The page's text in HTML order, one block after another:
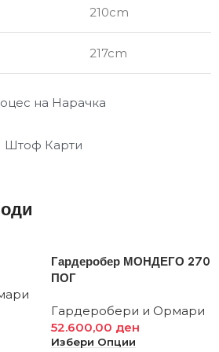
на Нарачка
Штоф Карти
210cm
217cm
Гардеробер МОНДЕГО 270
ПОГ
Гардеробери и Ормари
52.600,00 ден
Избери Опции